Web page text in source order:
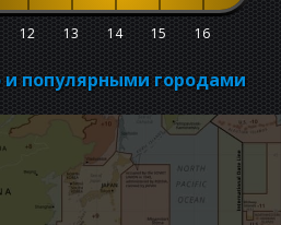
12 13 14 15 16
и популярными городами